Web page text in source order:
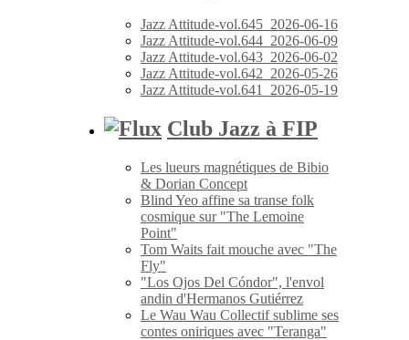
Jazz Attitude-vol.645_2026-06-16
Jazz Attitude-vol.644_2026-06-09
Jazz Attitude-vol.643_2026-06-02
Jazz Attitude-vol.642_2026-05-26
Jazz Attitude-vol.641_2026-05-19
Club Jazz à FIP
Les lueurs magnétiques de Bibio
& Dorian Concept
Blind Yeo affine sa transe folk
cosmique sur "The Lemoine
Point"
Tom Waits fait mouche avec "The
Fly"
"Los Ojos Del Cóndor", l'envol
andin d'Hermanos Gutiérrez
Le Wau Wau Collectif sublime ses
contes oniriques avec "Teranga"